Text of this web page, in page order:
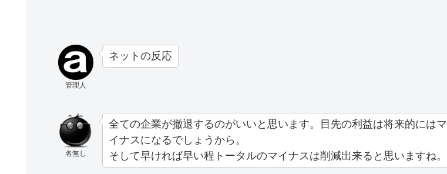
管理人
ネットの反応
名無し
全ての企業が撤退するのがいいと思います。目先の利益は将来的にはマ
イナスになるでしょうから。
そして早ければ早い程トータルのマイナスは削減出来ると思いますね。